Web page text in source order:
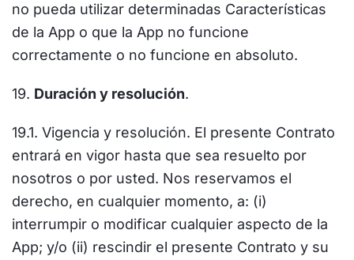
no pueda utilizar determinadas Características
de la App o que la App no funcione
correctamente o no funcione en absoluto.
19. Duración y resolución.
19.1. Vigencia y resolución. El presente Contrato
entrará en vigor hasta que sea resuelto por
nosotros o por usted. Nos reservamos el
derecho, en cualquier momento, a: (i)
interrumpir o modificar cualquier aspecto de la
App; y/o (ii) rescindir el presente Contrato y su